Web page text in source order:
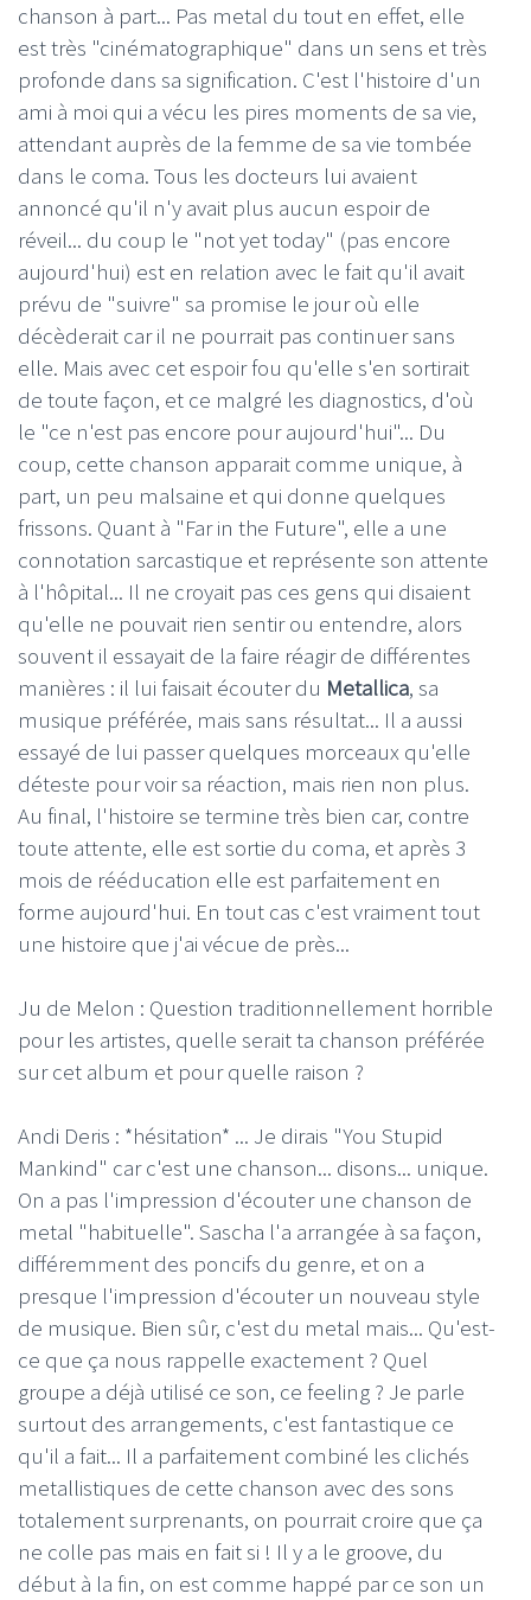
chanson à part... Pas metal du tout en effet, elle
est très "cinématographique" dans un sens et très
profonde dans sa signification. C'est l'histoire d'un
ami à moi qui a vécu les pires moments de sa vie,
attendant auprès de la femme de sa vie tombée
dans le coma. Tous les docteurs lui avaient
annoncé qu'il n'y avait plus aucun espoir de
réveil... du coup le "not yet today" (pas encore
aujourd'hui) est en relation avec le fait qu'il avait
prévu de "suivre" sa promise le jour où elle
décèderait car il ne pourrait pas continuer sans
elle. Mais avec cet espoir fou qu'elle s'en sortirait
de toute façon, et ce malgré les diagnostics, d'où
le "ce n'est pas encore pour aujourd'hui"... Du
coup, cette chanson apparait comme unique, à
part, un peu malsaine et qui donne quelques
frissons. Quant à "Far in the Future", elle a une
connotation sarcastique et représente son attente
à l'hôpital... Il ne croyait pas ces gens qui disaient
qu'elle ne pouvait rien sentir ou entendre, alors
souvent il essayait de la faire réagir de différentes
manières : il lui faisait écouter du Metallica, sa
musique préférée, mais sans résultat... Il a aussi
essayé de lui passer quelques morceaux qu'elle
déteste pour voir sa réaction, mais rien non plus.
Au final, l'histoire se termine très bien car, contre
toute attente, elle est sortie du coma, et après 3
mois de rééducation elle est parfaitement en
forme aujourd'hui. En tout cas c'est vraiment tout
une histoire que j'ai vécue de près...
Ju de Melon : Question traditionnellement horrible
pour les artistes, quelle serait ta chanson préférée
sur cet album et pour quelle raison ?
Andi Deris : *hésitation* ... Je dirais "You Stupid
Mankind" car c'est une chanson... disons... unique.
On a pas l'impression d'écouter une chanson de
metal "habituelle". Sascha l'a arrangée à sa façon,
différemment des poncifs du genre, et on a
presque l'impression d'écouter un nouveau style
de musique. Bien sûr, c'est du metal mais... Qu'est-
ce que ça nous rappelle exactement ? Quel
groupe a déjà utilisé ce son, ce feeling ? Je parle
surtout des arrangements, c'est fantastique ce
qu'il a fait... Il a parfaitement combiné les clichés
metallistiques de cette chanson avec des sons
totalement surprenants, on pourrait croire que ça
ne colle pas mais en fait si ! Il y a le groove, du
début à la fin, on est comme happé par ce son un